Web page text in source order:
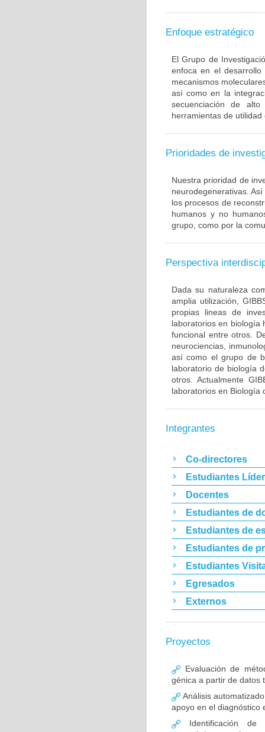
Enfoque estratégico
El Grupo de
enfoca en el
mecanismos
así como en la
secuenciación de
herramientas de utilidad
Prioridades de
Nuestra prioridad de
neurodegenerativas.
los procesos de
humanos y no
grupo, como por la
Perspectiva
Dada su naturaleza
amplia utilización,
propias lineas de
laboratorios en biología
funcional entre otros.
neurociencias,
así como el grupo de
laboratorio de biología
otros. Actualmente
laboratorios en Biología
Integrantes
Co-directores
Estudiantes
Docentes
Estudiantes de
Estudiantes de
Estudiantes de
Estudiantes
Egresados
Externos
Proyectos
Evaluación de
génica a partir de datos
Análisis
apoyo en el diagnóstico
Identificación de